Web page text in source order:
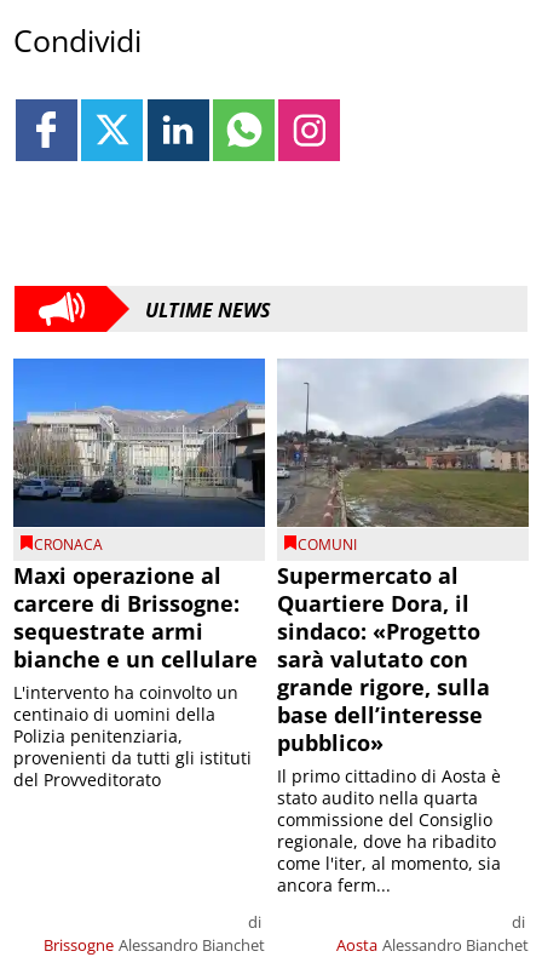
Condividi
ULTIME NEWS
CRONACA
Maxi operazione al
carcere di Brissogne:
sequestrate armi
bianche e un cellulare
Brissogne
di
Alessandro Bianchet
L'intervento ha coinvolto un
centinaio di uomini della
Polizia penitenziaria,
provenienti da tutti gli istituti
del Provveditorato
COMUNI
Supermercato al
Quartiere Dora, il
sindaco: «Progetto
sarà valutato con
grande rigore, sulla
base dell’interesse
pubblico»
Aosta
di
Alessandro Bianchet
Il primo cittadino di Aosta è
stato audito nella quarta
commissione del Consiglio
regionale, dove ha ribadito
come l'iter, al momento, sia
ancora ferm...